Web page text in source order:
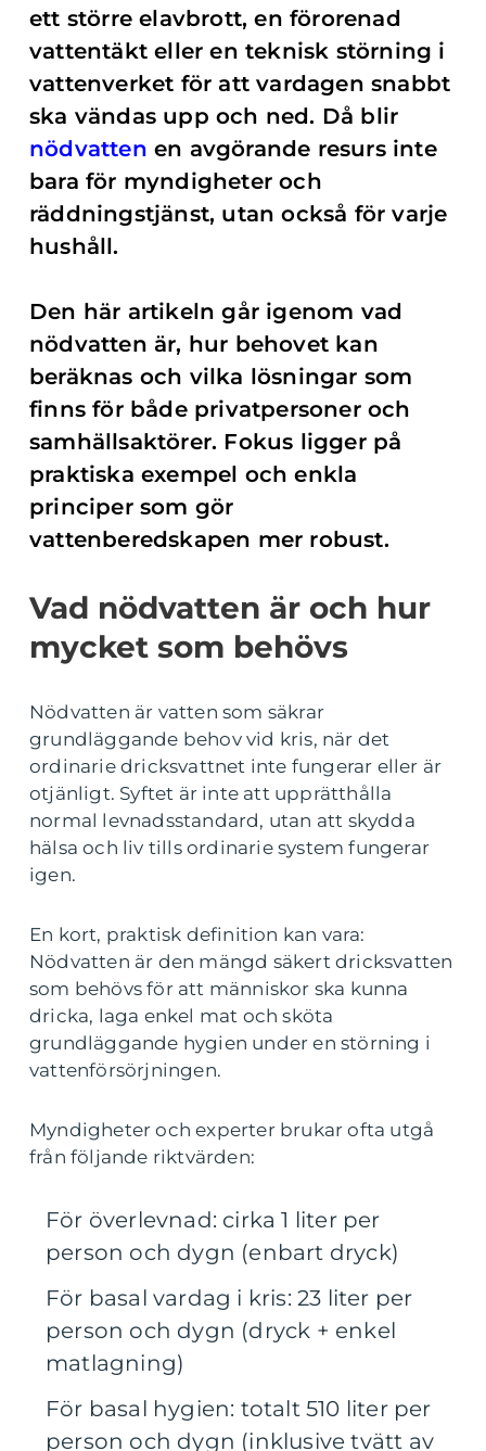
ett större elavbrott, en förorenad
vattentäkt eller en teknisk störning i
vattenverket för att vardagen snabbt
ska vändas upp och ned. Då blir
nödvatten en avgörande resurs inte
bara för myndigheter och
räddningstjänst, utan också för varje
hushåll.
Den här artikeln går igenom vad
nödvatten är, hur behovet kan
beräknas och vilka lösningar som
finns för både privatpersoner och
samhällsaktörer. Fokus ligger på
praktiska exempel och enkla
principer som gör
vattenberedskapen mer robust.
Vad nödvatten är och hur
mycket som behövs
Nödvatten är vatten som säkrar
grundläggande behov vid kris, när det
ordinarie dricksvattnet inte fungerar eller är
otjänligt. Syftet är inte att upprätthålla
normal levnadsstandard, utan att skydda
hälsa och liv tills ordinarie system fungerar
igen.
En kort, praktisk definition kan vara:
Nödvatten är den mängd säkert dricksvatten
som behövs för att människor ska kunna
dricka, laga enkel mat och sköta
grundläggande hygien under en störning i
vattenförsörjningen.
Myndigheter och experter brukar ofta utgå
från följande riktvärden:
För överlevnad: cirka 1 liter per
person och dygn (enbart dryck)
För basal vardag i kris: 23 liter per
person och dygn (dryck + enkel
matlagning)
För basal hygien: totalt 510 liter per
person och dygn (inklusive tvätt av